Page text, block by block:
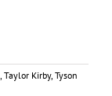
Taylor Kirby, Tyson